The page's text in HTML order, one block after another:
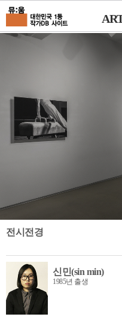
전시전경
신민(sin min)
1985년 출생